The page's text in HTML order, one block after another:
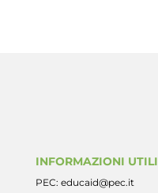
INFORMAZIONI UTILI
PEC: educaid@pec.it